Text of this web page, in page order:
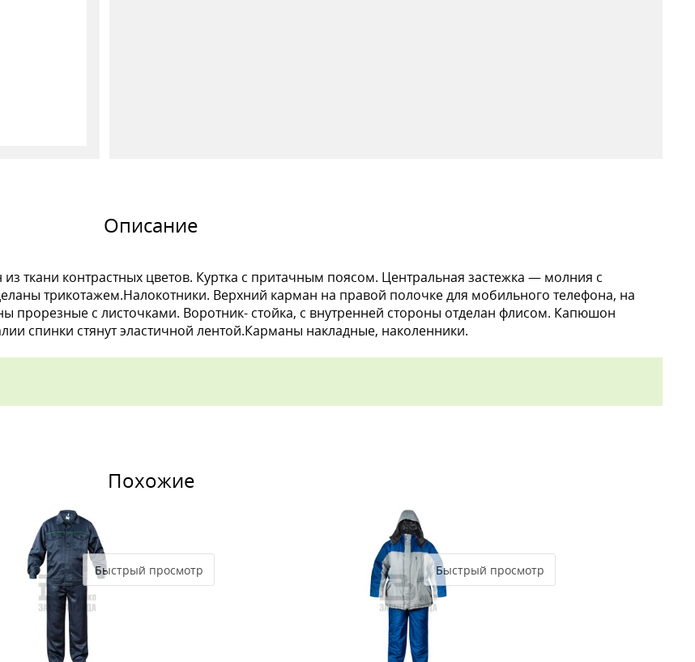
Описание
ткани контрастных цветов. Куртка с притачным поясом. Центральная застежка — молния с
трикотажем.Налокотники. Верхний карман на правой полочке для мобильного телефона, на
с листочками. Воротник- стойка, с внутренней стороны отделан флисом. Капюшон
спинки стянут эластичной лентой.Карманы накладные, наколенники.
Похожие
Быстрый просмотр Быстрый просмотр